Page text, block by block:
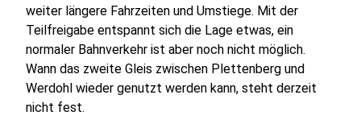
weiter längere Fahrzeiten und Umstiege. Mit der
Teilfreigabe entspannt sich die Lage etwas, ein
normaler Bahnverkehr ist aber noch nicht möglich.
Wann das zweite Gleis zwischen Plettenberg und
Werdohl wieder genutzt werden kann, steht derzeit
nicht fest.